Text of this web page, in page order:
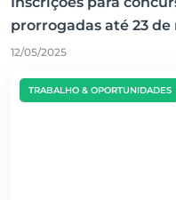
prorrogadas até 23 de
12/05/2025
TRABALHO & OPORTUNIDADES